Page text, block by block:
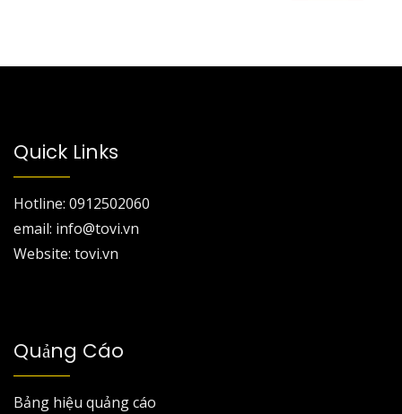
Quick Links
Hotline: 0912502060
email: info@tovi.vn
Website: tovi.vn
Quảng Cáo
Bảng hiệu quảng cáo